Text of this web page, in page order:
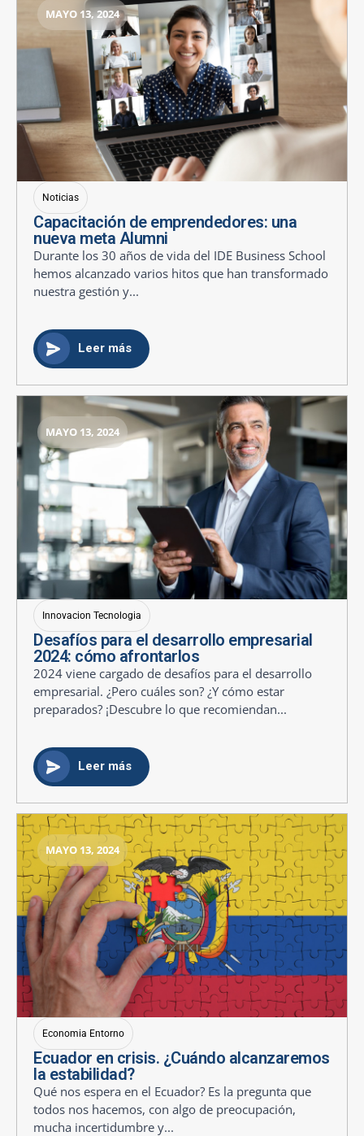
MAYO 13, 2024
Noticias
Capacitación de emprendedores: una
nueva meta Alumni
Durante los 30 años de vida del IDE Business School
hemos alcanzado varios hitos que han transformado
nuestra gestión y...
Leer más
MAYO 13, 2024
Innovacion Tecnologia
Desafíos para el desarrollo empresarial
2024: cómo afrontarlos
2024 viene cargado de desafíos para el desarrollo
empresarial. ¿Pero cuáles son? ¿Y cómo estar
preparados? ¡Descubre lo que recomiendan...
Leer más
MAYO 13, 2024
Economia Entorno
Ecuador en crisis. ¿Cuándo alcanzaremos
la estabilidad?
Qué nos espera en el Ecuador? Es la pregunta que
todos nos hacemos, con algo de preocupación,
mucha incertidumbre y...